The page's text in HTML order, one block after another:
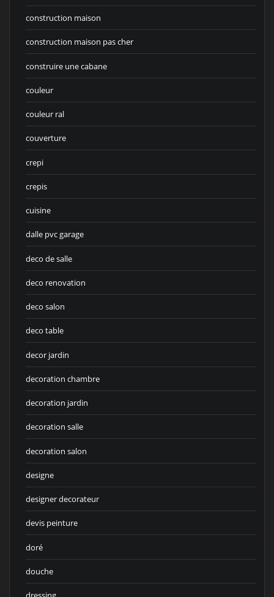
construction maison
construction maison pas cher
construire une cabane
couleur
couleur ral
couverture
crepi
crepis
cuisine
dalle pvc garage
deco de salle
deco renovation
deco salon
deco table
decor jardin
decoration chambre
decoration jardin
decoration salle
decoration salon
designe
designer decorateur
devis peinture
doré
douche